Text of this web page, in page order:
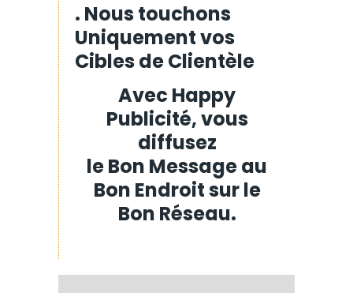
. Nous touchons
Uniquement vos
Cibles de Clientèle
Avec Happy
Publicité, vous
diffusez
le Bon Message au
Bon Endroit sur le
Bon Réseau.